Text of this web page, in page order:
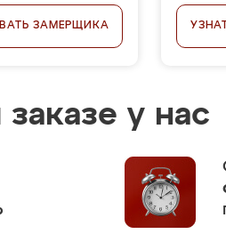
ЗАМЕРЩИКА
у нас